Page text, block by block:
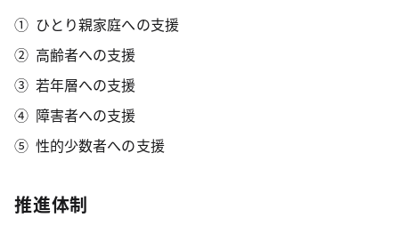
ひとり親家庭への支援
高齢者への支援
若年層への支援
障害者への支援
性的少数者への支援
推進体制